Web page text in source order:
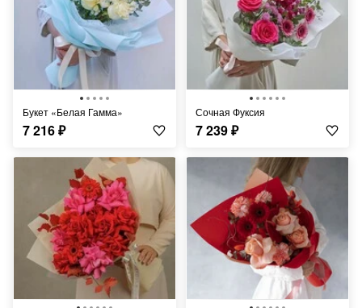
Букет «Белая Гамма»
7 216₽
Сочная Фуксия
7 239₽